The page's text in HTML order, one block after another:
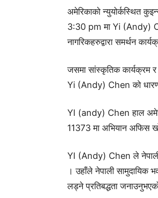
अमेरिकाकाे न्युयोर्कस्थित
3:30 pm मा Yi (Andy)
नागरिकहरुद्वारा समर्थन
जसमा सांस्कृतिक कार्यक्रम र
Yi (Andy) Chen को
YI (andy) Chen हाल
11373 मा अभियान अफिस
YI (Andy) Chen ले नेपाली
। उहाँले नेपाली सामुदायिक
लड्ने प्रतिबद्धता